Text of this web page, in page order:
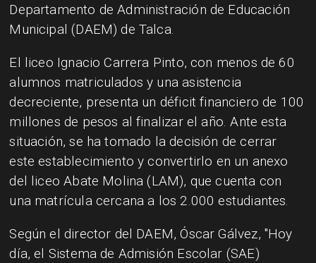
Departamento de Administración de Educación
Municipal (DAEM) de Talca.
El liceo Ignacio Carrera Pinto, con menos de 60
alumnos matriculados y una asistencia
decreciente, presenta un déficit financiero de 100
millones de pesos al finalizar el año. Ante esta
situación, se ha tomado la decisión de cerrar
este establecimiento y convertirlo en un anexo
del liceo Abate Molina (LAM), que cuenta con
una matrícula cercana a los 2.000 estudiantes.
Según el director del DAEM, Óscar Gálvez, "Hoy
día, el Sistema de Admisión Escolar (SAE)